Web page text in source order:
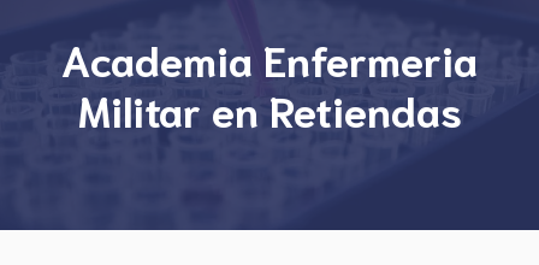
Academia Enfermeria
Militar en Retiendas